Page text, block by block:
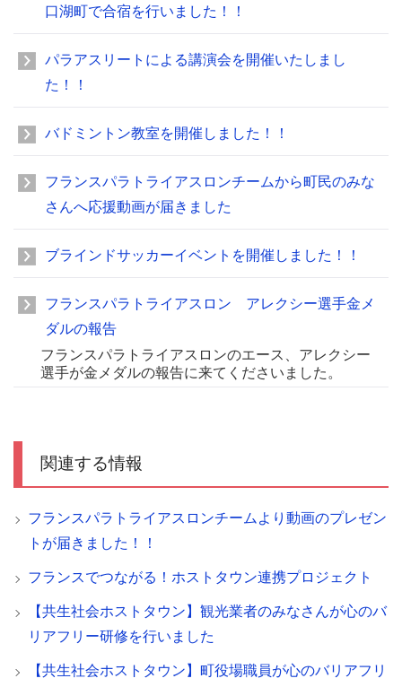
口湖町で合宿を行いました！！
パラアスリートによる講演会を開催いたしまし
た！！
バドミントン教室を開催しました！！
フランスパラトライアスロンチームから町民のみな
さんへ応援動画が届きました
ブラインドサッカーイベントを開催しました！！
フランスパラトライアスロン アレクシー選手金メ
ダルの報告
フランスパラトライアスロンのエース、アレクシー
選手が金メダルの報告に来てくださいました。
関連する情報
フランスパラトライアスロンチームより動画のプレゼン
トが届きました！！
フランスでつながる！ホストタウン連携プロジェクト
【共生社会ホストタウン】観光業者のみなさんが心のバ
リアフリー研修を行いました
【共生社会ホストタウン】町役場職員が心のバリアフリ